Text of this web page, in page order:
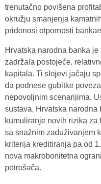
trenutačno povišena
okružju smanjenja
pridonosi otpornosti
Hrvatska narodna banka
zadržala postojeće,
kapitala. Ti slojevi jačaju
da podnese gubitke
nepovoljnim scenarijima.
sustava, Hrvatska
kumuliranje novih rizika
sa snažnim zaduživanjem
kriterija kreditiranja pa od
nova makrobonitetna
potrošača.